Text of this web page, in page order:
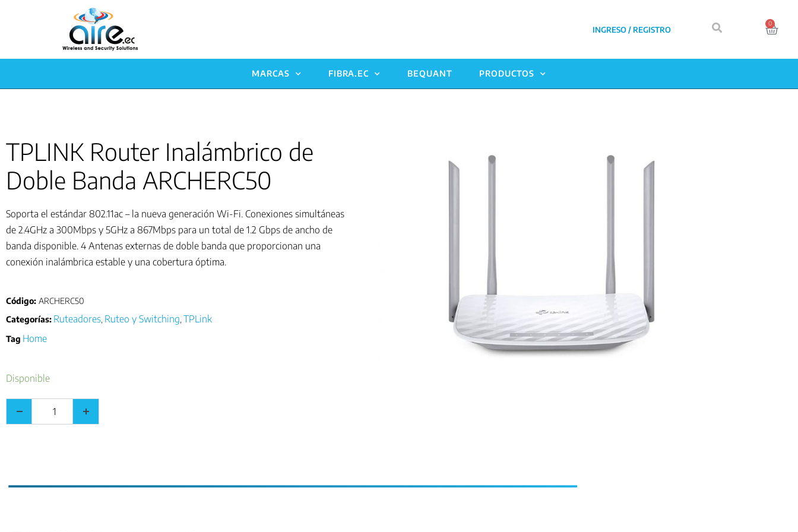
INGRESO / REGISTRO
0
MARCAS FIBRA.EC BEQUANT PRODUCTOS
TPLINK Router Inalámbrico de
Doble Banda ARCHERC50
Soporta el estándar 802.11ac – la nueva generación Wi-Fi. Conexiones simultáneas
de 2.4GHz a 300Mbps y 5GHz a 867Mbps para un total de 1.2 Gbps de ancho de
banda disponible. 4 Antenas externas de doble banda que proporcionan una
conexión inalámbrica estable y una cobertura óptima.
Código: ARCHERC50
Categorías: Ruteadores Ruteo y Switching TPLink
Tag Home
Disponible